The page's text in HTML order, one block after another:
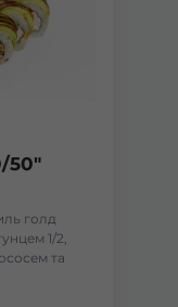
50"
голд
1/2,
та
з манго